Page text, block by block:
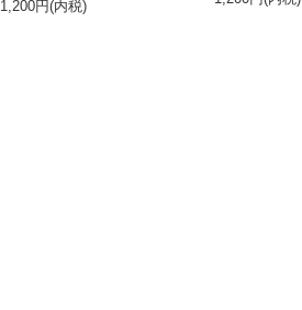
1,200円(内税)